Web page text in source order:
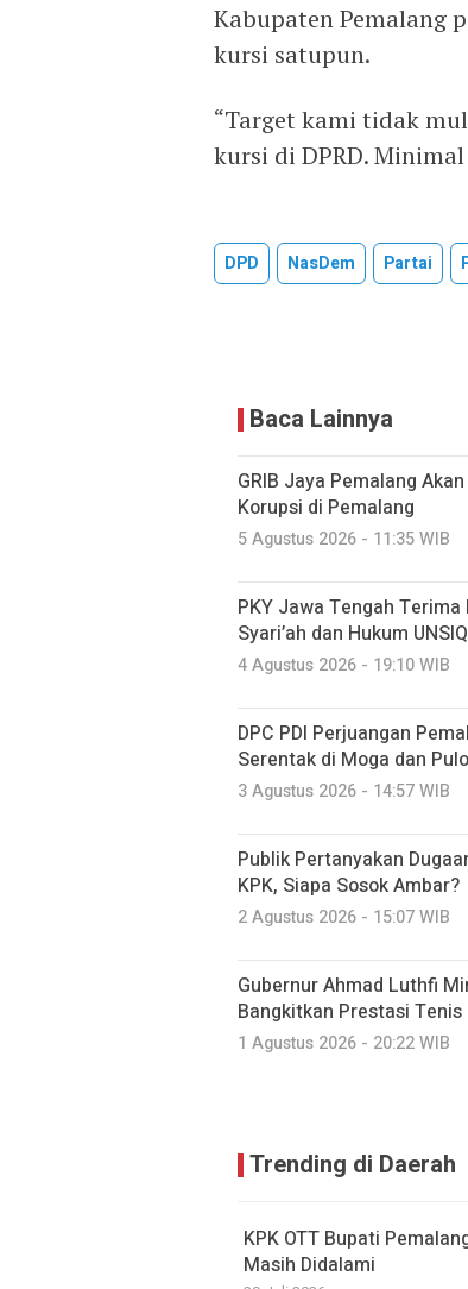
Kabupaten Pemalang
kursi satupun.
“Target kami tidak
kursi di DPRD.
DPD NasDem Partai
Baca Lainnya
GRIB Jaya Pemalang
Korupsi di Pemalang
5 Agustus 2026 - 11:35 WIB
PKY Jawa Tengah
Syari’ah dan Hukum
4 Agustus 2026 - 19:10 WIB
DPC PDI Perjuangan
Serentak di Moga dan
3 Agustus 2026 - 14:57 WIB
Publik Pertanyakan
KPK, Siapa Sosok Ambar?
2 Agustus 2026 - 15:07 WIB
Gubernur Ahmad Luthfi
Bangkitkan Prestasi Tenis
1 Agustus 2026 - 20:22 WIB
Trending di Daerah
KPK OTT Bupati
Masih Didalami